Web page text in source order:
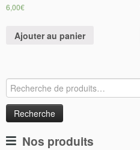
6,00€
Ajouter au panier
Recherche
pour :
Nos produits